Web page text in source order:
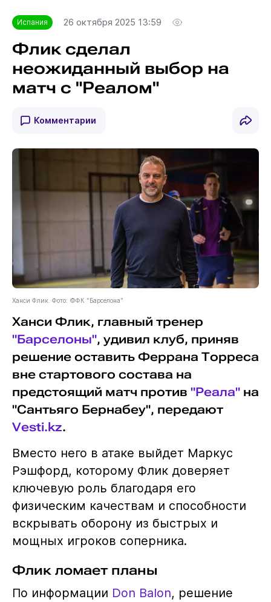
Испания 26 октября 2025 13:59
Флик сделал
неожиданный выбор на
матч с "Реалом"
Комментарии
Ханси Флик. Фото: ©ФК "Барселона"
Ханси Флик, главный тренер
"Барселоны", удивил клуб, приняв
решение оставить Феррана Торреса
вне стартового состава на
предстоящий матч против "Реала"на
"Сантьяго Бернабеу", передают
Vesti.kz.
Вместо него в атаке выйдет Маркус
Рэшфорд, которому Флик доверяет
ключевую роль благодаря его
физическим качествам и способности
вскрывать оборону из быстрых и
мощных игроков соперника.
Флик ломает планы
По информации Don Balon, решение